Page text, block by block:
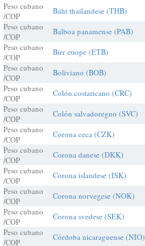
Peso cubano
/COP
Baht thailandese (THB)
Peso cubano
/COP
Balboa panamense (PAB)
Peso cubano
/COP
Birr etiope (ETB)
Peso cubano
/COP
Boliviano (BOB)
Peso cubano
/COP
Colón costaricano (CRC)
Peso cubano
/COP
Colón salvadoregno (SVC)
Peso cubano
/COP
Corona ceca (CZK)
Peso cubano
/COP
Corona danese (DKK)
Peso cubano
/COP
Corona islandese (ISK)
Peso cubano
/COP
Corona norvegese (NOK)
Peso cubano
/COP
Corona svedese (SEK)
Peso cubano
/COP
Córdoba nicaraguense (NIO)